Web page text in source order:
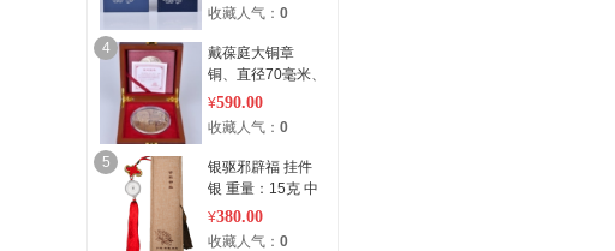
收藏人气： 0
4
戴葆庭大铜章
铜、直径70毫米、
厚10毫米、重120
克
¥590.00
收藏人气： 0
5
银驱邪辟福 挂件
银 重量：15克 中
国结手工编织
¥380.00
收藏人气： 0